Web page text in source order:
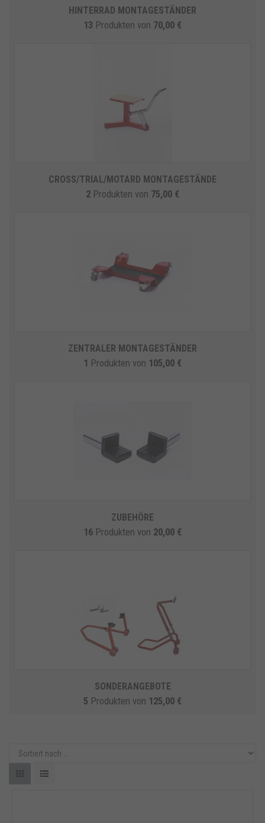
HINTERRAD MONTAGESTÄNDER
13 Produkten von 70,00 €
CROSS/TRIAL/MOTARD MONTAGESTÄNDE
2 Produkten von 75,00 €
ZENTRALER MONTAGESTÄNDER
1 Produkten von 105,00 €
ZUBEHÖRE
16 Produkten von 20,00 €
SONDERANGEBOTE
5 Produkten von 125,00 €